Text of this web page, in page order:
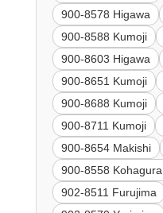
900-8578 Higawa
900-8588 Kumoji
900-8603 Higawa
900-8651 Kumoji
900-8688 Kumoji
900-8711 Kumoji
900-8654 Makishi
900-8558 Kohagura
902-8511 Furujima